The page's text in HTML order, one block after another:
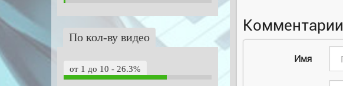
По кол-ву видео
от 1 до 10 - 26.3%
Комментарии
Имя